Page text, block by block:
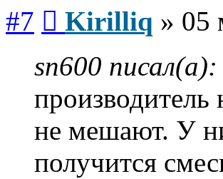
#7 Kirilliq » 05
sn600 писал(а):
не мешают. У
получится